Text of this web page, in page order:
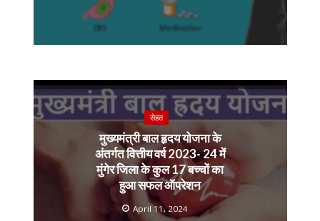
सेहत
मुख्यमंत्री बाल हृदय योजना के
अंतर्गत वित्तीय वर्ष 2023- 24 में
मुंगेर जिला के कुल 17 बच्चों का
हुआ सफल ऑपरेशन
April 11, 2024